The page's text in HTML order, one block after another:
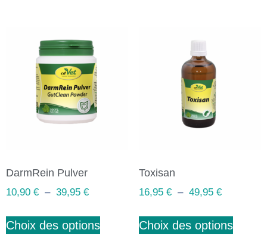
DarmRein Pulver
10,90 € – 39,95 €
Choix des options
Toxisan
16,95 € – 49,95 €
Choix des options